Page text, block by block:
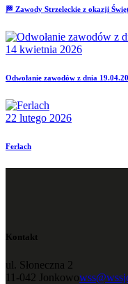
🏁 Zawody Strzeleckie z okazji
14 kwietnia 2026
Odwołanie zawodów z dnia
22 lutego 2026
Ferlach
Kontakt
ul. Słoneczna 2
11-042 Jonkowo